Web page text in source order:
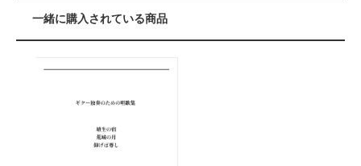
一緒に購入されている商品